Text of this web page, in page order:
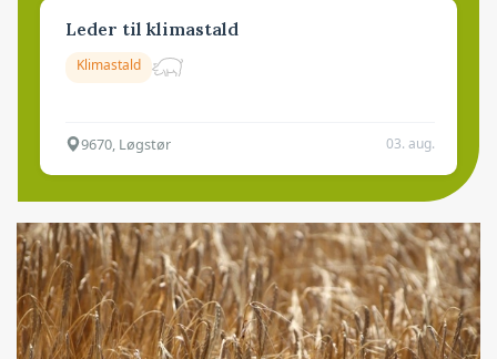
Leder til klimastald
Klimastald
9670, Løgstør 03. aug.